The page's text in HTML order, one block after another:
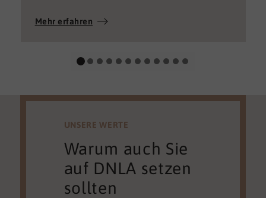
Mehr erfahren
UNSERE WERTE
Warum auch Sie
auf DNLA setzen
sollten